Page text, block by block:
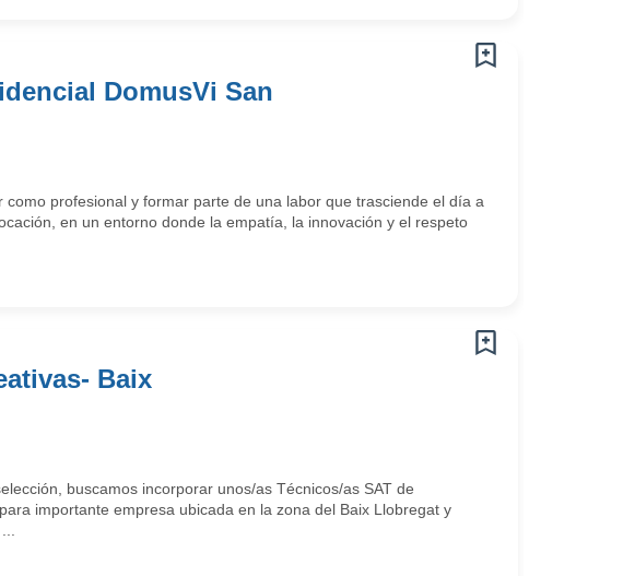
DomusVi San
profesional y formar parte de una labor que trasciende el día a
en un entorno donde la empatía, la innovación y el respeto
Baix
buscamos incorporar unos/as Técnicos/as SAT de
importante empresa ubicada en la zona del Baix Llobregat y